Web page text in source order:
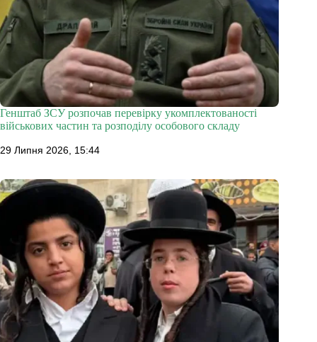
Генштаб ЗСУ розпочав перевірку укомплектованості
військових частин та розподілу особового складу
29 Липня 2026, 15:44